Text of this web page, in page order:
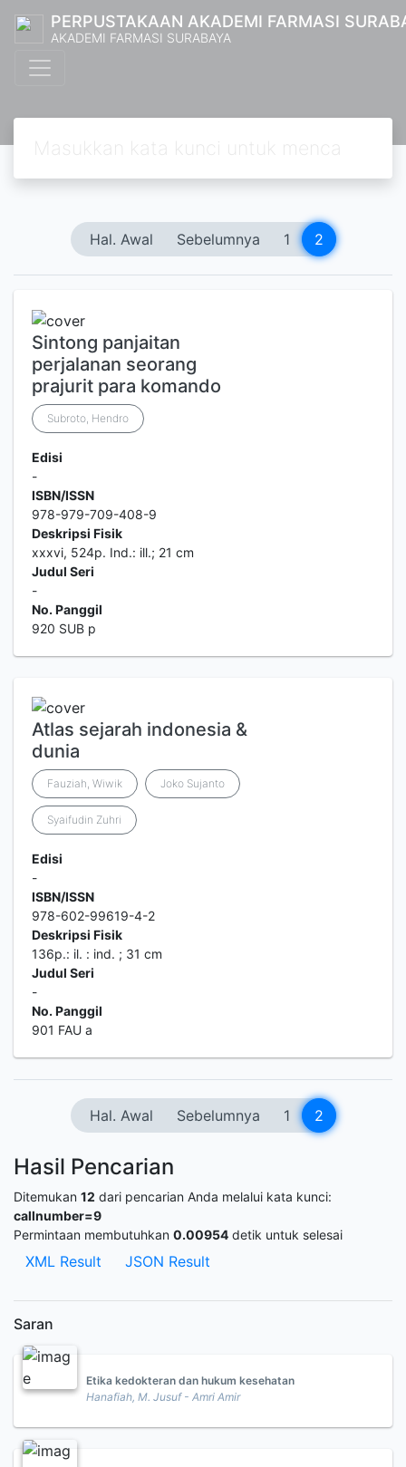
PERPUSTAKAAN AKADEMI FARMASI
AKADEMI FARMASI SURABAYA
Hal. Awal Sebelumnya 1 2
Sintong panjaitan
perjalanan seorang
prajurit para komando
Subroto, Hendro
Edisi
-
ISBN/ISSN
978-979-709-408-9
Deskripsi Fisik
xxxvi, 524p. Ind.: ill.; 21 cm
Judul Seri
-
No. Panggil
920 SUB p
Atlas sejarah indonesia &
dunia
Fauziah, Wiwik Joko Sujanto
Syaifudin Zuhri
Edisi
-
ISBN/ISSN
978-602-99619-4-2
Deskripsi Fisik
136p.: il. : ind. ; 31 cm
Judul Seri
-
No. Panggil
901 FAU a
Hal. Awal Sebelumnya 1 2
Hasil Pencarian
Ditemukan 12 dari pencarian Anda melalui kata kunci:
callnumber=9
Permintaan membutuhkan 0.00954 detik untuk selesai
XML Result JSON Result
Saran
Etika kedokteran dan hukum kesehatan
Hanafiah, M. Jusuf - Amri Amir